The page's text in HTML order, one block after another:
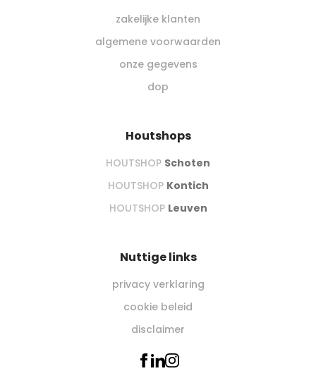
zakelijke klanten
algemene voorwaarden
onze gegevens
dop
Houtshops
HOUTSHOP Schoten
HOUTSHOP Kontich
HOUTSHOP Leuven
Nuttige links
privacy verklaring
cookie beleid
disclaimer